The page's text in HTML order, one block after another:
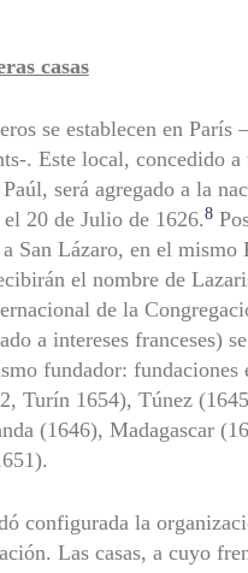
casas
se establecen en París
. Este local, concedido
será agregado a la
20 de Julio de 1626.8
San Lázaro, en el mismo
el nombre de
de la
a intereses franceses)
fundador: fundaciones
Turín 1654), Túnez
(1646), Madagascar
configurada la
Las casas, a cuyo